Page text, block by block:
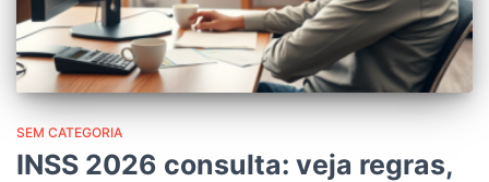
SEM CATEGORIA
INSS 2026 consulta: veja regras,